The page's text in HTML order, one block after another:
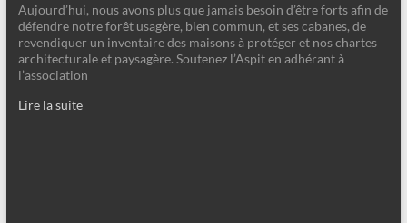
Aujourd’hui, nous avons plus que jamais besoin d’être forts afin de
défendre notre forêt usagère, bien commun, et ses cabanes, de
revendiquer un inventaire des maisons à protéger et nos chartes
architecturale et paysagère. Soutenez l’Aspit en adhérant à
l’association
Lire la suite